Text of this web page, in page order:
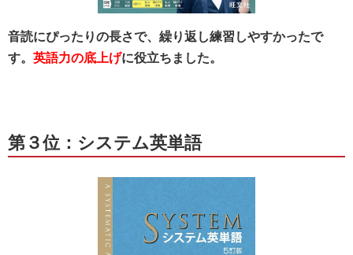
音読にぴったりの長さで、繰り返し練習しやすかったで
す。 英語力の底上げに役立ちました。
第３位：システム英単語